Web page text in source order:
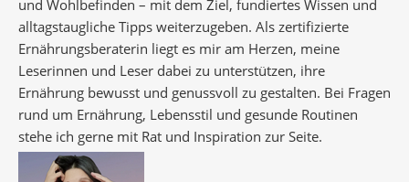
und Wohlbefinden – mit dem Ziel, fundiertes Wissen und
alltagstaugliche Tipps weiterzugeben. Als zertifizierte
Ernährungsberaterin liegt es mir am Herzen, meine
Leserinnen und Leser dabei zu unterstützen, ihre
Ernährung bewusst und genussvoll zu gestalten. Bei Fragen
rund um Ernährung, Lebensstil und gesunde Routinen
stehe ich gerne mit Rat und Inspiration zur Seite.